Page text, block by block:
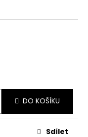
DO KOŠÍKU
Sdílet